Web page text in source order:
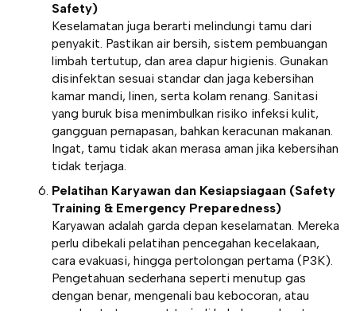
Safety)
Keselamatan juga berarti melindungi tamu dari
penyakit. Pastikan air bersih, sistem pembuangan
limbah tertutup, dan area dapur higienis. Gunakan
disinfektan sesuai standar dan jaga kebersihan
kamar mandi, linen, serta kolam renang. Sanitasi
yang buruk bisa menimbulkan risiko infeksi kulit,
gangguan pernapasan, bahkan keracunan makanan.
Ingat, tamu tidak akan merasa aman jika kebersihan
tidak terjaga.
Pelatihan Karyawan dan Kesiapsiagaan (Safety
Training & Emergency Preparedness)
Karyawan adalah garda depan keselamatan. Mereka
perlu dibekali pelatihan pencegahan kecelakaan,
cara evakuasi, hingga pertolongan pertama (P3K).
Pengetahuan sederhana seperti menutup gas
dengan benar, mengenali bau kebocoran, atau